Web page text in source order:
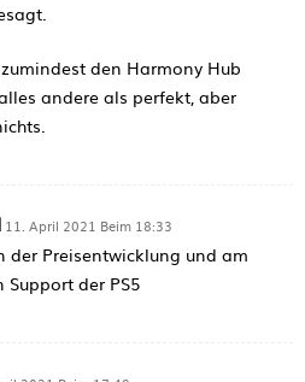
den Harmony Hub
andere als perfekt, aber
11. April 2021 Beim 18:33
der Preisentwicklung und am
der PS5